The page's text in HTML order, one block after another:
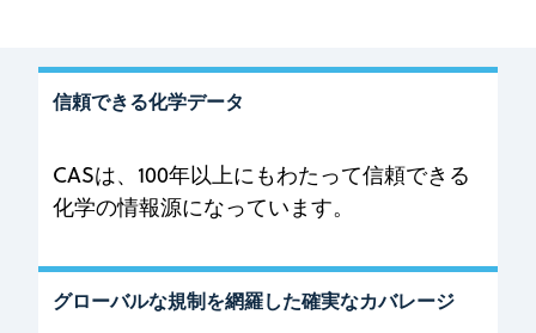
信頼できる化学データ
CASは、100年以上にもわたって信頼できる
化学の情報源になっています。
グローバルな規制を網羅した確実なカバレージ